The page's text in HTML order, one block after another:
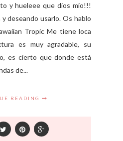
y hueleee que dios mio!!!
deseando usarlo. Os hablo
Tropic Me tiene loca
es muy agradable, su
es cierto que donde está
de...
READING